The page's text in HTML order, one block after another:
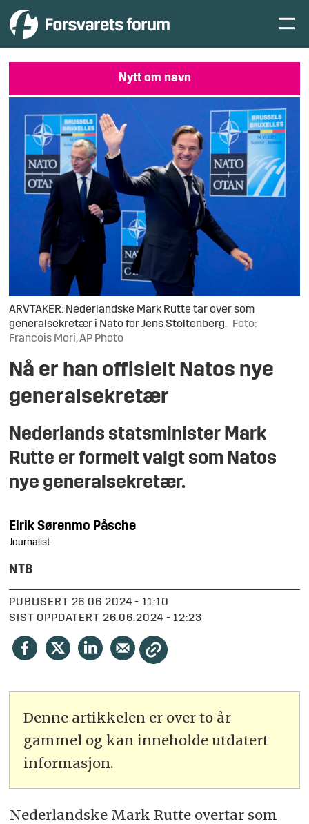
Nytt om navn
ARVTAKER: Nederlandske Mark Rutte tar over som
generalsekretær i Nato for Jens Stoltenberg.
Foto:
Francois Mori, AP Photo
Nå er han offisielt Natos nye
generalsekretær
Nederlands statsminister Mark
Rutte er formelt valgt som Natos
nye generalsekretær.
Eirik Sørenmo Påsche
Journalist
NTB
PUBLISERT
26.06.2024 - 11:10
SIST OPPDATERT
26.06.2024 - 12:23
Denne artikkelen er over to år
gammel og kan inneholde utdatert
informasjon.
Nederlandske Mark Rutte overtar som